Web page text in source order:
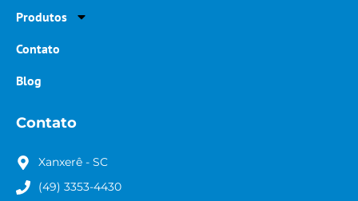
Produtos
Contato
Blog
Contato
Xanxerê - SC
(49) 3353-4430